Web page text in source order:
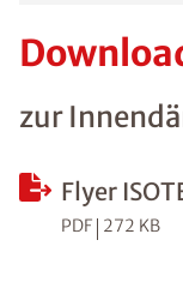
zur
Flyer
PDF 272 KB